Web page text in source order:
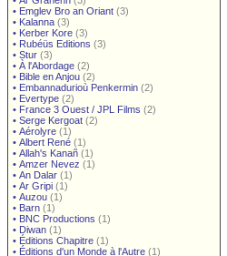
• Emglev Bro an Oriant (3)
• Kalanna (3)
• Kerber Kore (3)
• Rubéüs Editions (3)
• Stur (3)
• À l'Abordage (2)
• Bible en Anjou (2)
• Embannadurioù Penkermin (2)
• Evertype (2)
• France 3 Ouest / JPL Films (2)
• Serge Kergoat (2)
• Aérolyre (1)
• Albert René (1)
• Allah's Kanañ (1)
• Amzer Nevez (1)
• An Dalar (1)
• Ar Gripi (1)
• Auzou (1)
• Barn (1)
• BNC Productions (1)
• Diwan (1)
• Éditions Chapitre (1)
• Éditions d'un Monde à l'Autre (1)